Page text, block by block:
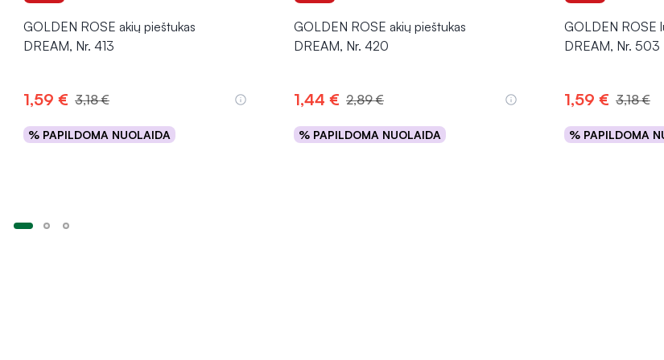
GOLDEN ROSE akių pieštukas
DREAM, Nr. 413
1,59 € 3,18 €
% PAPILDOMA NUOLAIDA
Į krepšelį
GOLDEN ROSE akių pieštukas
DREAM, Nr. 420
1,44 € 2,89 €
% PAPILDOMA NUOLAIDA
Į krepšelį
GOLDEN ROSE
DREAM, Nr. 503
1,59 € 3,18 €
% PAPILDOMA
Į